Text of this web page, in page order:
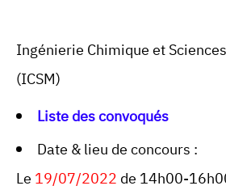
Ingénierie Chimique et
(ICSM)
Liste des convoqués
Date & lieu de concours :
Le 19/07/2022 de 14h00-